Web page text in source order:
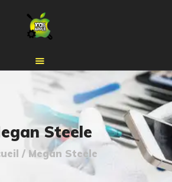
Steele
Megan Steele
IPHONE